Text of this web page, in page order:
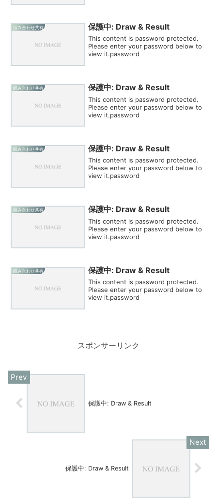
組み合わせ共有 保護中: Draw & Result
This content is password protected.
Please enter your password below to
view it.password
組み合わせ共有 保護中: Draw & Result
This content is password protected.
Please enter your password below to
view it.password
組み合わせ共有 保護中: Draw & Result
This content is password protected.
Please enter your password below to
view it.password
組み合わせ共有 保護中: Draw & Result
This content is password protected.
Please enter your password below to
view it.password
組み合わせ共有 保護中: Draw & Result
This content is password protected.
Please enter your password below to
view it.password
スポンサーリンク
保護中: Draw & Result
保護中: Draw & Result